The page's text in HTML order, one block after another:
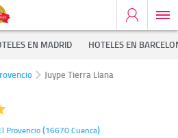
EN MADRID HOTELES EN
Juype Tierra Llana
Provencio(16670Cuenca)